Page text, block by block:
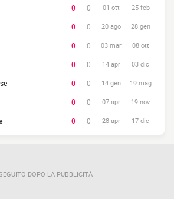
0 0 01 ott 25 feb
0 0 20 ago 28 gen
0 0 03 mar 08 ott
0 0 14 apr 03 dic
0 0 14 gen 19 mag
0 0 07 apr 19 nov
0 0 28 apr 17 dic
DOPO LA PUBBLICITÀ